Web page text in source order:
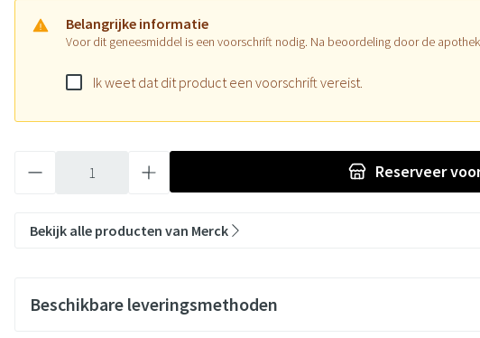
Belangrijke informatie
Voor dit geneesmiddel is een voorschrift nodig. Na beoordeling door de
Ik weet dat dit product een voorschrift vereist.
Reserveer
Bekijk alle producten van Merck
Beschikbare leveringsmethoden